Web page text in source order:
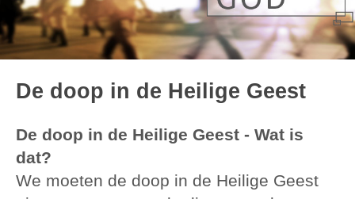
De doop in de Heilige Geest
De doop in de Heilige Geest - Wat is
dat?
We moeten de doop in de Heilige Geest